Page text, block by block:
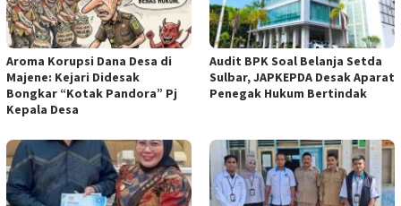
Aroma Korupsi Dana Desa di
Majene: Kejari Didesak
Bongkar “Kotak Pandora” Pj
Kepala Desa
Audit BPK Soal Belanja Setda
Sulbar, JAPKEPDA Desak Aparat
Penegak Hukum Bertindak